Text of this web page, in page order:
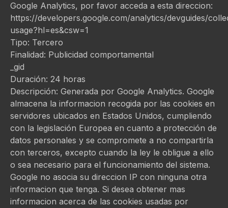
Google Analytics, por favor acceda a esta direccion:
https://developers.google.com/analytics/devguides/
usage?hl=es&csw=1
Tipo: Tercero
Finalidad: Publicidad comportamental
_gid
Duración: 24 horas
Descripción: Generada por Google Analytics. Google
almacena la informacion recogida por las cookies en
servidores ubicados en Estados Unidos, cumpliendo
con la legislación Europea en cuanto a protección de
datos personales y se compromete a no compartirla
con terceros, excepto cuando la ley le obligue a ello
o sea necesario para el funcionamiento del sistema.
Google no asocia su direccion IP con ninguna otra
informacion que tenga. Si desea obtener mas
informacion acerca de las cookies usadas por